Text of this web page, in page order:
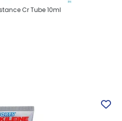
Cr Tube 10ml